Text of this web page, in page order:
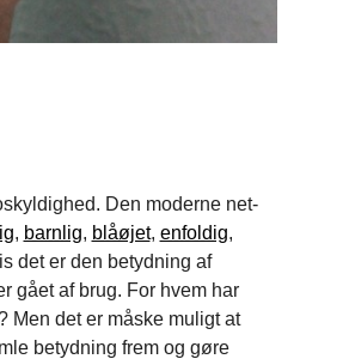
Den moderne net-
, barnlig, blåøjet, enfoldig,
det er den betydning af
gået af brug. For hvem har
Men det er måske muligt at
betydning frem og gøre